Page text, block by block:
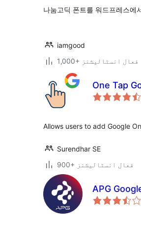
나눔고딕 폰트를 워드프레스에
iamgood
1,000+ فعال انسٹالیشنز
One Tap
Allows users to add Google
Surendhar SE
900+ فعال انسٹالیشنز
APG